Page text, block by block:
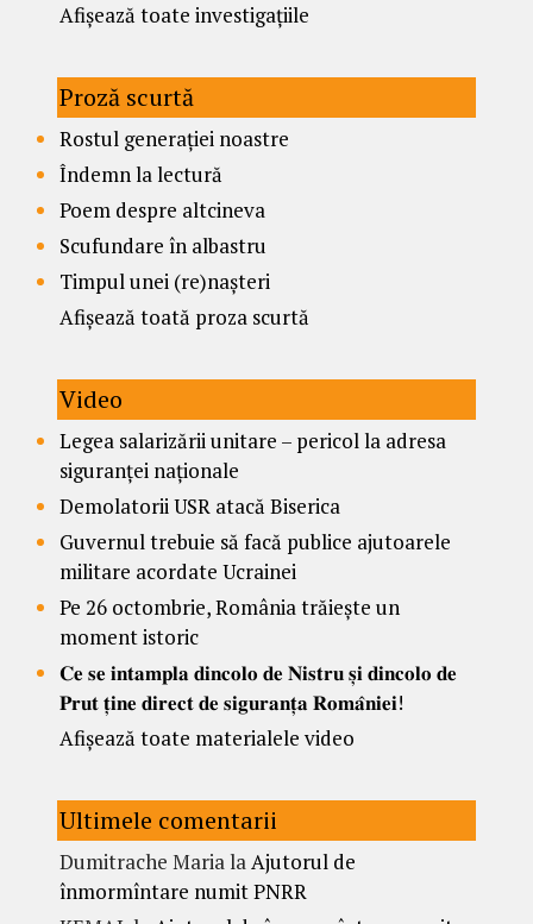
Afișează toate investigațiile
Proză scurtă
Rostul generației noastre
Îndemn la lectură
Poem despre altcineva
Scufundare în albastru
Timpul unei (re)nașteri
Afișează toată proza scurtă
Video
Legea salarizării unitare – pericol la adresa
siguranței naționale
Demolatorii USR atacă Biserica
Guvernul trebuie să facă publice ajutoarele
militare acordate Ucrainei
Pe 26 octombrie, România trăiește un
moment istoric
𝐂𝐞 𝐬𝐞 𝐢𝐧𝐭𝐚𝐦𝐩𝐥𝐚 𝐝𝐢𝐧𝐜𝐨𝐥𝐨 𝐝𝐞 𝐍𝐢𝐬𝐭𝐫𝐮 𝐬̦𝐢 𝐝𝐢𝐧𝐜𝐨𝐥𝐨 𝐝𝐞
𝐏𝐫𝐮𝐭 𝐭̦𝐢𝐧𝐞 𝐝𝐢𝐫𝐞𝐜𝐭 𝐝𝐞 𝐬𝐢𝐠𝐮𝐫𝐚𝐧𝐭̦𝐚 𝐑𝐨𝐦𝐚̂𝐧𝐢𝐞𝐢!
Afișează toate materialele video
Ultimele comentarii
Dumitrache MarialaAjutorul de
înmormîntare numit PNRR